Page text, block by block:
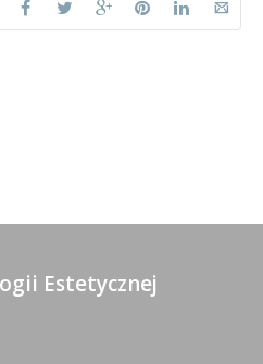
Estetycznej